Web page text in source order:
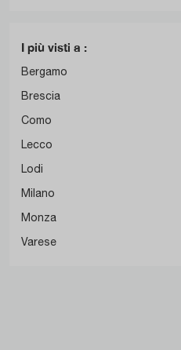
I più visti a :
Bergamo
Brescia
Como
Lecco
Lodi
Milano
Monza
Varese